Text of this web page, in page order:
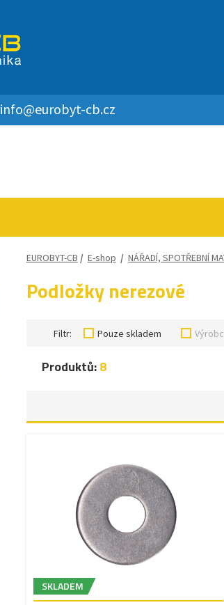
info@eurobyt-cb.cz
EUROBYT-CB / E-shop / NÁŘADÍ, SPOTŘEBNÍ
Podložky nerezové
Filtr: Pouze skladem
Produktů:8
SKLADEM